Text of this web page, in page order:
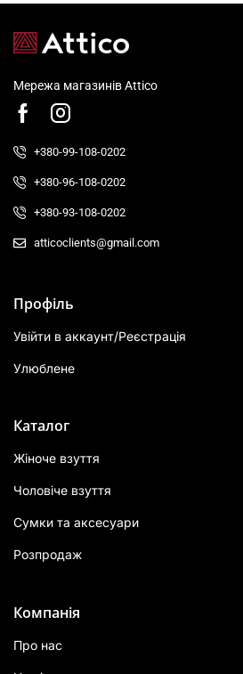
Мережа магазинів Attico
+380-99-108-0202
+380-96-108-0202
+380-93-108-0202
atticoclients@gmail.com
Профіль
Увійти в аккаунт/Реєстрація
Улюблене
Каталог
Жіноче взуття
Чоловіче взуття
Сумки та аксесуари
Розпродаж
Компанія
Про нас